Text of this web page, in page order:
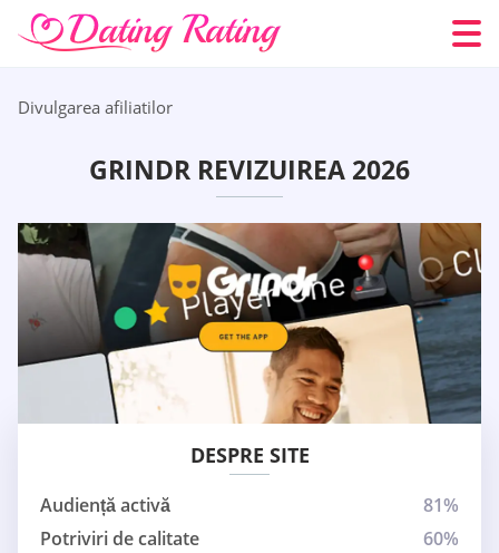
Divulgarea afiliatilor
GRINDR REVIZUIREA 2026
DESPRE SITE
Audiență activă
81%
Potriviri de calitate
60%